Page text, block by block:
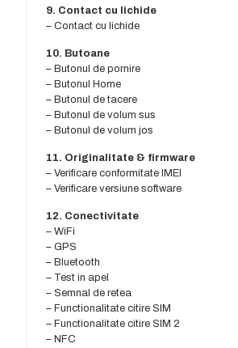
9. Contact cu lichide
– Contact cu lichide
10. Butoane
– Butonul de pornire
– Butonul Home
– Butonul de tacere
– Butonul de volum sus
– Butonul de volum jos
11. Originalitate & firmware
– Verificare conformitate IMEI
– Verificare versiune software
12. Conectivitate
– WiFi
– GPS
– Bluetooth
– Test in apel
– Semnal de retea
– Functionalitate citire SIM
– Functionalitate citire SIM 2
– NFC